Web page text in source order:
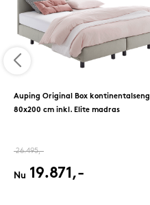
Auping Original Box kontinentalseng
80x200 cm inkl. Elite madras
26.495,-
Nu 19.871,-